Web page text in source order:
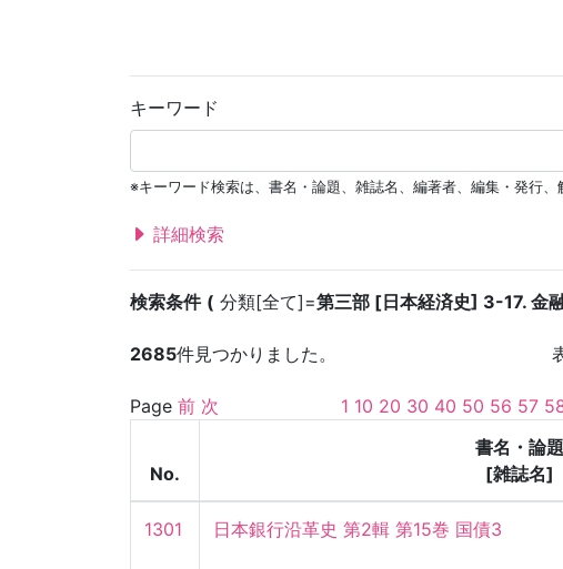
キーワード
※キーワード検索は、書名・論題、雑誌名、編著者、編集・発行、
詳細検索
検索条件 分類[全て]=第三部 [日本経済史] 3-17. 金
2685件見つかりました。
Page 前 次 1 10 20 30 40 50 56 57
No.
書名・論題
[雑誌名]
1301 日本銀行沿革史 第2輯 第15巻 国債3